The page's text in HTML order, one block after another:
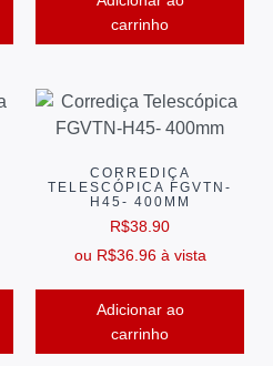
carrinho
CORREDIÇA
TELESCÓPICA FGVTN-
H45- 400MM
R$38.90
ou R$36.96 à vista
Adicionar ao
carrinho